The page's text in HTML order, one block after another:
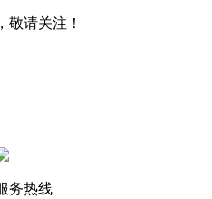
请关注！
务热线